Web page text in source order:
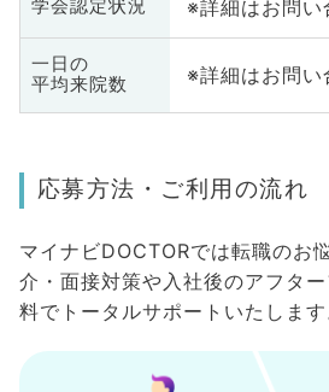
学会認定状況 ※詳細はお問い
一日の
平均来院数
※詳細はお問い
応募方法・ご利用の流れ
マイナビDOCTORでは転職のお
介・面接対策や入社後のアフタ
料でトータルサポートいたします